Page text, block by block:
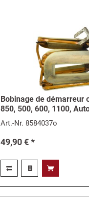
Bobinage de démarreur
850, 500, 600, 1100,
Art.-Nr. 8584037o
49,90 € *